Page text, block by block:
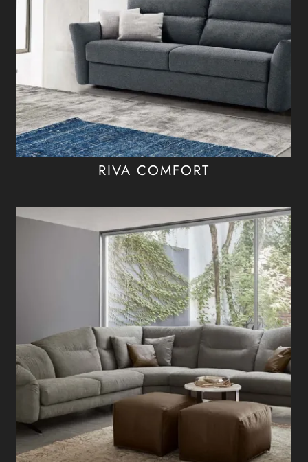
RIVA COMFORT